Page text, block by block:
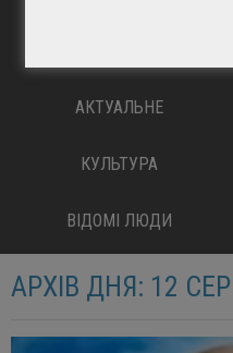
АКТУАЛЬНЕ
КУЛЬТУРА
ВІДОМІ ЛЮДИ
АРХІВ ДНЯ: 12